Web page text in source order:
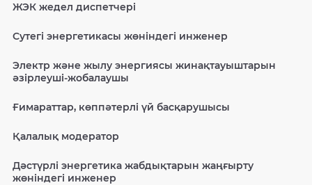
ЖЭК жедел диспетчері
Сутегі энергетикасы жөніндегі инженер
Электр және жылу энергиясы жинақтауыштарын
әзірлеуші-жобалаушы
Ғимараттар, көппәтерлі үй басқарушысы
Қалалық модератор
Дәстүрлі энергетика жабдықтарын жаңғырту
жөніндегі инженер